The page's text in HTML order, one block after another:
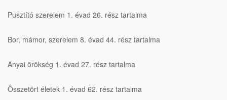
Pusztító szerelem 1. évad 26. rész tartalma
Bor, mámor, szerelem 8. évad 44. rész tartalma
Anyai örökség 1. évad 27. rész tartalma
Összetört életek 1. évad 62. rész tartalma